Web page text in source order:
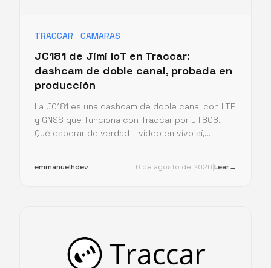
TRACCAR CAMARAS
JC181 de Jimi IoT en Traccar:
dashcam de doble canal, probada en
producción
La JC181 es una dashcam de doble canal con LTE
y GNSS que funciona con Traccar por JT808.
Qué esperar de verdad - video en vivo sí,
emmanuelhdev 6 de agosto de 2026 Leer→